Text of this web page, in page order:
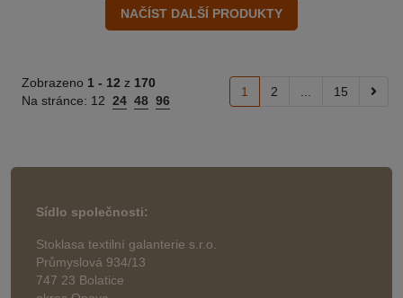
Zobrazeno 1 - 12 z 170
Na stránce: 12 24 48 96
1 2 15
Sídlo společnosti:
Stoklasa textilní galanterie s.r.o.
Průmyslová 934/13
747 23 Bolatice